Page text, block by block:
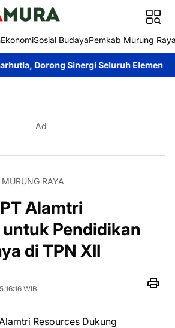
EkonomiSosial BudayaPemkab Murung
Seluruh Elemen Cegah Bencana
Ad
RAYA
Alamtri
Pendidikan
di TPN XII
16:16 WIB
Resources Dukung